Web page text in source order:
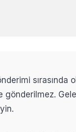
gönderilmez.